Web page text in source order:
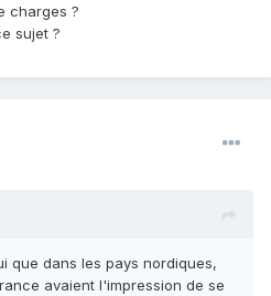
charges ?
sujet ?
que dans les pays nordiques,
avaient l'impression de se